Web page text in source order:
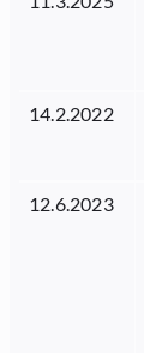
14.2.2022
12.6.2023